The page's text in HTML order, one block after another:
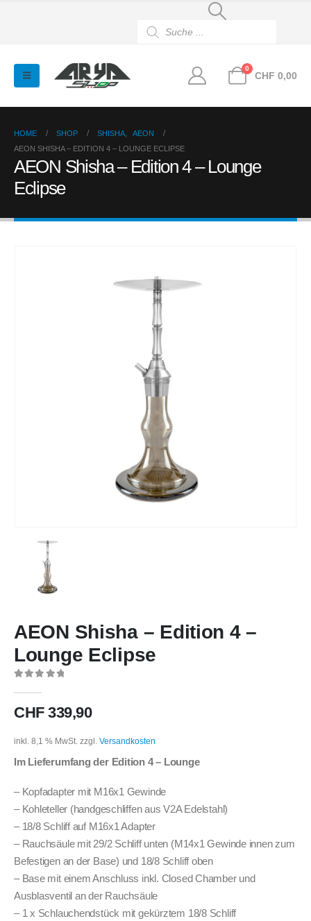
search
0
CHF 0,00
HOME SHOP SHISHA
AEON
AEON SHISHA – EDITION 4 – LOUNGE ECLIPSE
AEON Shisha – Edition 4 – Lounge
Eclipse
AEON Shisha – Edition 4 –
Lounge Eclipse
CHF339,90
inkl. 8,1 % MwSt. zzgl. Versandkosten
Im Lieferumfang der Edition 4 – Lounge
– Kopfadapter mit M16x1 Gewinde
– Kohleteller (handgeschliffen aus V2A Edelstahl)
– 18/8 Schliff auf M16x1 Adapter
– Rauchsäule mit 29/2 Schliff unten (M14x1 Gewinde innen zum
Befestigen an der Base) und 18/8 Schliff oben
– Base mit einem Anschluss inkl. Closed Chamber und
Ausblasventil an der Rauchsäule
– 1 x Schlauchendstück mit gekürztem 18/8 Schliff